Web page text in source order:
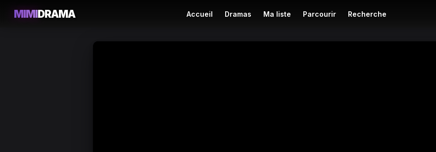
MIMIDRAMA Accueil Dramas Ma liste Parcourir Recherche